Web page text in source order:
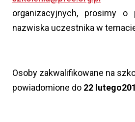
organizacyjnych, prosimy o
nazwiska uczestnika w
Osoby zakwalifikowane na
powiadomione do 22 lutego20